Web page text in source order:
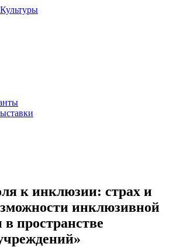
к инклюзии: страх и
инклюзивной
в пространстве